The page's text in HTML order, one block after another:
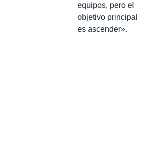
equipos, pero el
objetivo principal
es ascender».